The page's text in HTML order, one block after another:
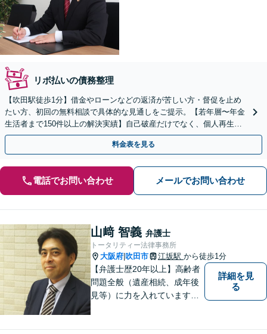
リボ払いの債務整理
【吹田駅徒歩1分】借金やローンなどの返済が苦しい方・督促を止め
たい方、初回の無料相談で具体的な見通しをご提示。【若年層〜年金
生活者まで150件以上の解決実績】自己破産だけでなく、個人再生・
任意整理も状況とお気持ちを踏まえ対応します。
料金表を見る
電話でお問い合わせ メールでお問い合わせ
山﨑 智義 弁護士
トータリティー法律事務所
大阪府 吹田市 江坂駅 から徒歩1分
【弁護士歴20年以上】高齢者
問題全般（遺産相続、成年後
見等）に力を入れています。
詳細を見
る